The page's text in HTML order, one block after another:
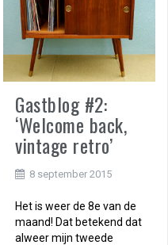
Gastblog #2:
‘Welcome back,
vintage retro’
8 september 2015
Het is weer de 8e van de
maand! Dat betekend dat
alweer mijn tweede